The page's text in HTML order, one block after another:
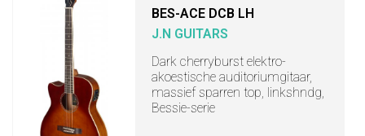
BES-ACE DCB LH
J.N GUITARS
Dark cherryburst elektro-
akoestische auditoriumgitaar,
massief sparren top, linkshndg,
Bessie-serie